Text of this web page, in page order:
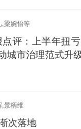
,梁婉怡等
评：上半年扭
城市治理范式升
景柄维
次落地